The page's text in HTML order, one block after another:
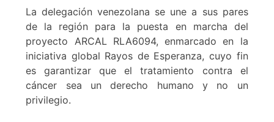
La delegación venezolana se une a sus pares
de la región para la puesta en marcha del
proyecto ARCAL RLA6094, enmarcado en la
iniciativa global Rayos de Esperanza, cuyo fin
es garantizar que el tratamiento contra el
cáncer sea un derecho humano y no un
privilegio.